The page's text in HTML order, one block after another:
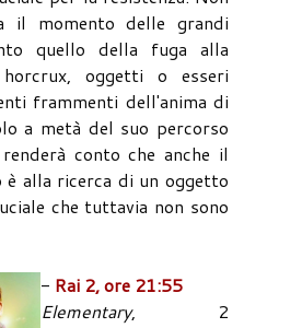
il momento delle grandi
quello della fuga alla
oggetti o esseri
frammenti dell'anima di
a metà del suo percorso
conto che anche il
è alla ricerca di un oggetto
che tuttavia non sono
- Rai 2, ore 21:55
Elementary, 2